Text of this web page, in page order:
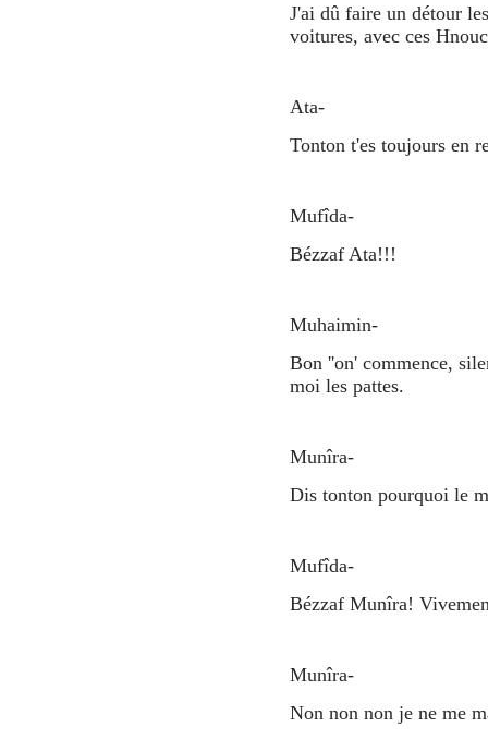
J'ai dû faire un détour
voitures, avec ces
Ata-
Tonton t'es toujours en
Mufîda-
Bézzaf Ata!!!
Muhaimin-
Bon ''on' commence,
moi les pattes.
Munîra-
Dis tonton pourquoi le
Mufîda-
Bézzaf Munîra!
Munîra-
Non non non je ne me